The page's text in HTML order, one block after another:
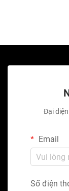
Đại
Email
Số điện